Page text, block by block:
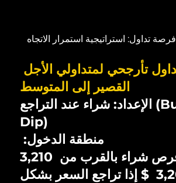
فرصة تداول: استراتيجية استمرار الاتجاه
القصير إلى المتوسط
الإعداد: شراء عند التراجع (Buy the
Dip)
:منطقة الدخول
ابحث عن فرص شراء بالقرب من 3,210
$ – 3,200 $ إذا تراجع السعر بشكل